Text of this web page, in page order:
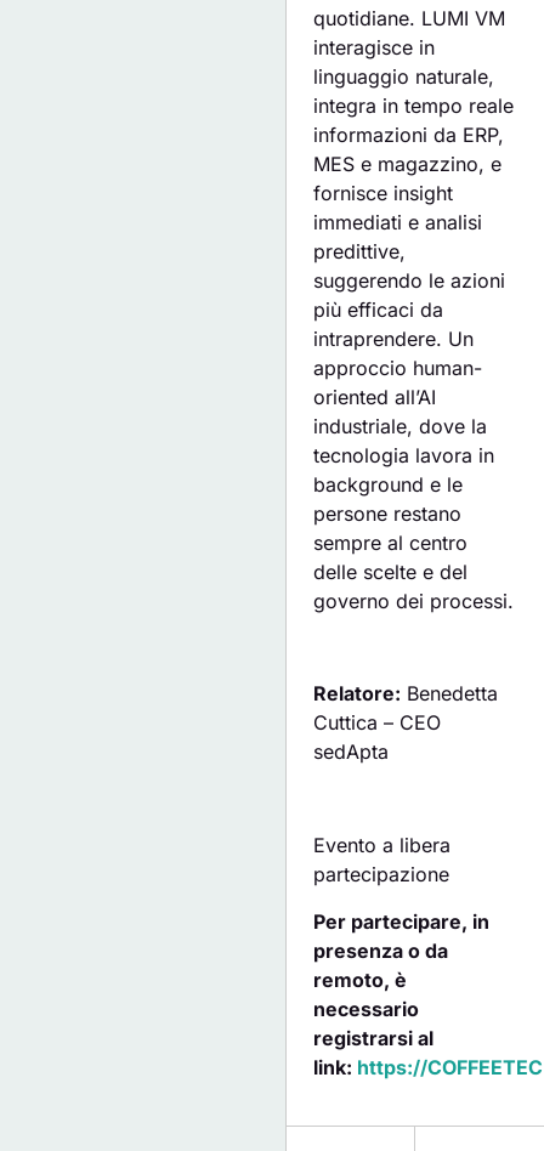
quotidiane. LUMI VM
interagisce in
linguaggio naturale,
integra in tempo reale
informazioni da ERP,
MES e magazzino, e
fornisce insight
immediati e analisi
predittive,
suggerendo le azioni
più efficaci da
intraprendere. Un
approccio human-
oriented all’AI
industriale, dove la
tecnologia lavora in
background e le
persone restano
sempre al centro
delle scelte e del
governo dei processi.
Relatore: Benedetta
Cuttica – CEO
sedApta
Evento a libera
partecipazione
Per partecipare, in
presenza o da
remoto, è
necessario
registrarsi al
link: https://